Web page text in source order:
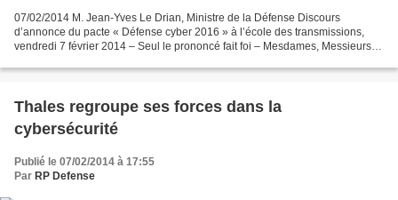
07/02/2014 M. Jean-Yves Le Drian, Ministre de la Défense Discours
d’annonce du pacte « Défense cyber 2016 » à l’école des transmissions,
vendredi 7 février 2014 – Seul le prononcé fait foi – Mesdames, Messieurs
Thales regroupe ses forces dans la
cybersécurité
Publié le 07/02/2014 à 17:55
Par RP Defense